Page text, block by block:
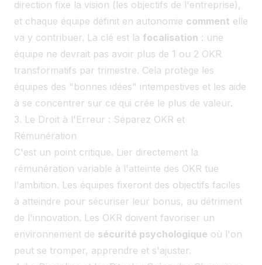
direction fixe la vision (les objectifs de l'entreprise),
et chaque équipe définit en autonomie comment elle
va y contribuer. La clé est la focalisation : une
équipe ne devrait pas avoir plus de 1 ou 2 OKR
transformatifs par trimestre. Cela protège les
équipes des "bonnes idées" intempestives et les aide
à se concentrer sur ce qui crée le plus de valeur.
3. Le Droit à l'Erreur : Séparez OKR et
Rémunération
C'est un point critique. Lier directement la
rémunération variable à l'atteinte des OKR tue
l'ambition. Les équipes fixeront des objectifs faciles
à atteindre pour sécuriser leur bonus, au détriment
de l'innovation. Les OKR doivent favoriser un
environnement de sécurité psychologique où l'on
peut se tromper, apprendre et s'ajuster.